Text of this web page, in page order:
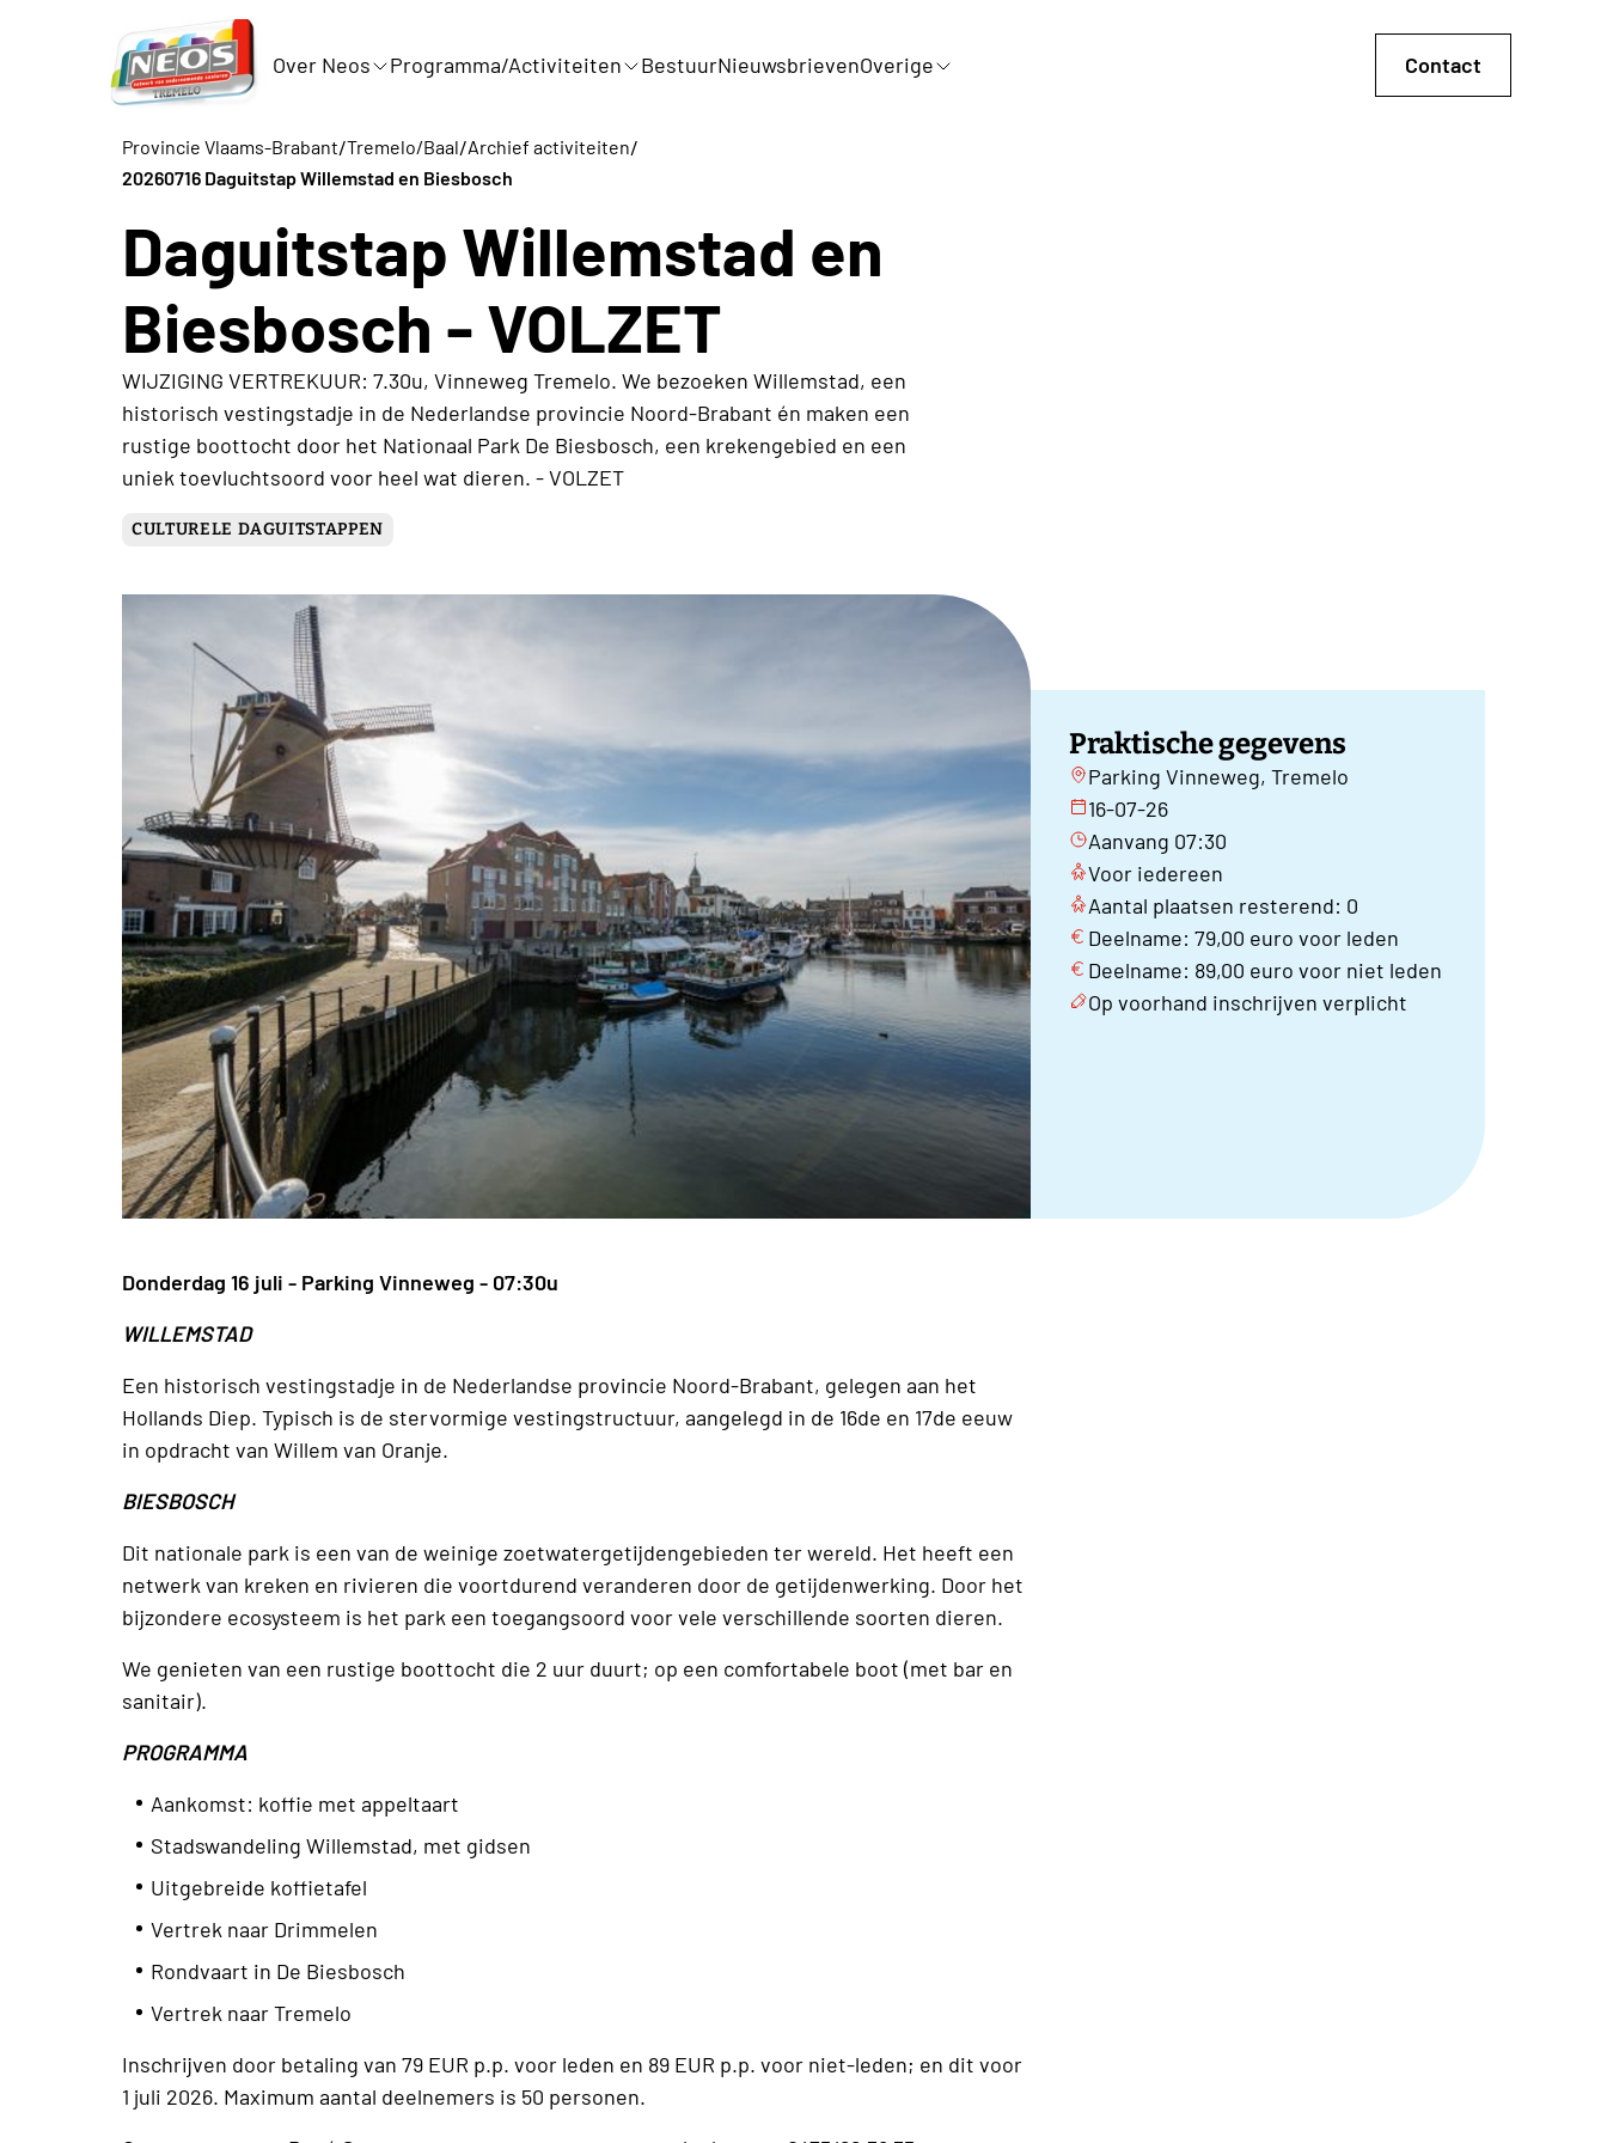
Over Neos Programma/Activiteiten BestuurNieuwsbrievenOverige Contact
Provincie Vlaams-Brabant/Tremelo/Baal/Archief activiteiten/
20260716 Daguitstap Willemstad en Biesbosch
Daguitstap Willemstad en
Biesbosch - VOLZET
WIJZIGING VERTREKUUR: 7.30u, Vinneweg Tremelo. We bezoeken Willemstad, een
historisch vestingstadje in de Nederlandse provincie Noord-Brabant én maken een
rustige boottocht door het Nationaal Park De Biesbosch, een krekengebied en een
uniek toevluchtsoord voor heel wat dieren. - VOLZET
CULTURELE DAGUITSTAPPEN
Praktische gegevens
Parking Vinneweg, Tremelo
16-07-26
Aanvang 07:30
Voor iedereen
Aantal plaatsen resterend: 0
Deelname: 79,00 euro voor leden
Deelname: 89,00 euro voor niet leden
Op voorhand inschrijven verplicht
Donderdag 16 juli - Parking Vinneweg - 07:30u
WILLEMSTAD
Een historisch vestingstadje in de Nederlandse provincie Noord-Brabant, gelegen aan het
Hollands Diep. Typisch is de stervormige vestingstructuur, aangelegd in de 16de en 17de eeuw
in opdracht van Willem van Oranje.
BIESBOSCH
Dit nationale park is een van de weinige zoetwatergetijdengebieden ter wereld. Het heeft een
netwerk van kreken en rivieren die voortdurend veranderen door de getijdenwerking. Door het
bijzondere ecosysteem is het park een toegangsoord voor vele verschillende soorten dieren.
We genieten van een rustige boottocht die 2 uur duurt; op een comfortabele boot (met bar en
sanitair).
PROGRAMMA
Aankomst: koffie met appeltaart
Stadswandeling Willemstad, met gidsen
Uitgebreide koffietafel
Vertrek naar Drimmelen
Rondvaart in De Biesbosch
Vertrek naar Tremelo
Inschrijven door betaling van 79 EUR p.p. voor leden en 89 EUR p.p. voor niet-leden; en dit voor
1 juli 2026. Maximum aantal deelnemers is 50 personen.